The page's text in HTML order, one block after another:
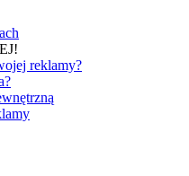
reklamy?